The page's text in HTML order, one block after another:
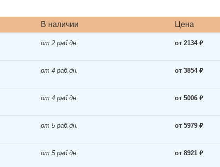
В наличии Цена
от 2 раб.дн. от 2134 ₽
от 4 раб.дн. от 3854 ₽
от 4 раб.дн. от 5006 ₽
от 5 раб.дн. от 5979 ₽
от 5 раб.дн. от 8921 ₽